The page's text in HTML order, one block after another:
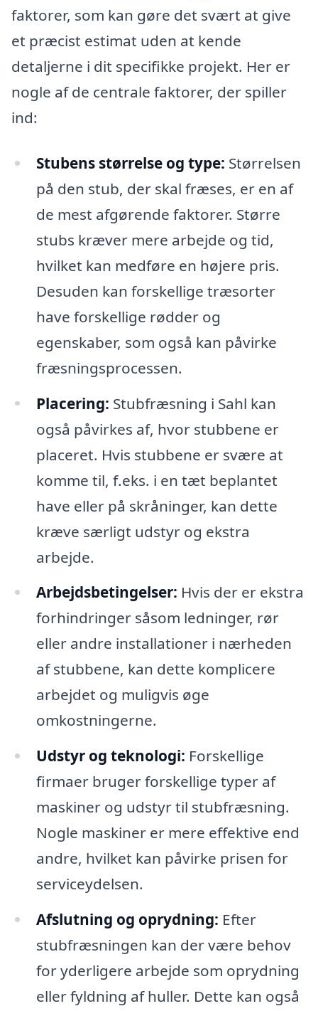
faktorer, som kan gøre det svært at give
et præcist estimat uden at kende
detaljerne i dit specifikke projekt. Her er
nogle af de centrale faktorer, der spiller
ind:
Stubens størrelse og type: Størrelsen
på den stub, der skal fræses, er en af
de mest afgørende faktorer. Større
stubs kræver mere arbejde og tid,
hvilket kan medføre en højere pris.
Desuden kan forskellige træsorter
have forskellige rødder og
egenskaber, som også kan påvirke
fræsningsprocessen.
Placering: Stubfræsning i Sahl kan
også påvirkes af, hvor stubbene er
placeret. Hvis stubbene er svære at
komme til, f.eks. i en tæt beplantet
have eller på skråninger, kan dette
kræve særligt udstyr og ekstra
arbejde.
Arbejdsbetingelser: Hvis der er ekstra
forhindringer såsom ledninger, rør
eller andre installationer i nærheden
af stubbene, kan dette komplicere
arbejdet og muligvis øge
omkostningerne.
Udstyr og teknologi: Forskellige
firmaer bruger forskellige typer af
maskiner og udstyr til stubfræsning.
Nogle maskiner er mere effektive end
andre, hvilket kan påvirke prisen for
serviceydelsen.
Afslutning og oprydning: Efter
stubfræsningen kan der være behov
for yderligere arbejde som oprydning
eller fyldning af huller. Dette kan også